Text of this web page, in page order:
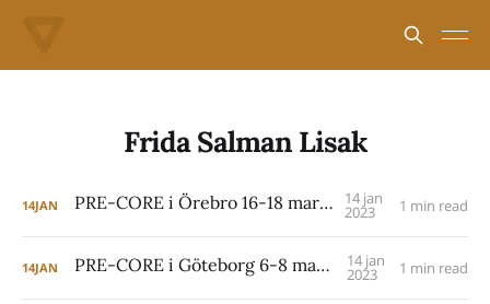
Frida Salman Lisak
14JAN PRE-CORE i Örebro 16-18 mars 2023 14 jan
2023 1 min read
14JAN PRE-CORE i Göteborg 6-8 mars 2023 14 jan
2023 1 min read